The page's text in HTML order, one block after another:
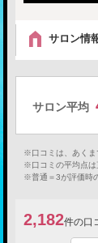
サロン情
サロン平均
※口コミは、あくま
※口コミの平均点は
※普通＝3が評価時
2,182件の口